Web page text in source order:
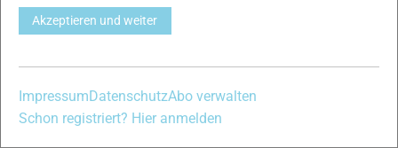
Akzeptieren und weiter
ImpressumDatenschutzAbo verwalten
Schon registriert? Hier anmelden